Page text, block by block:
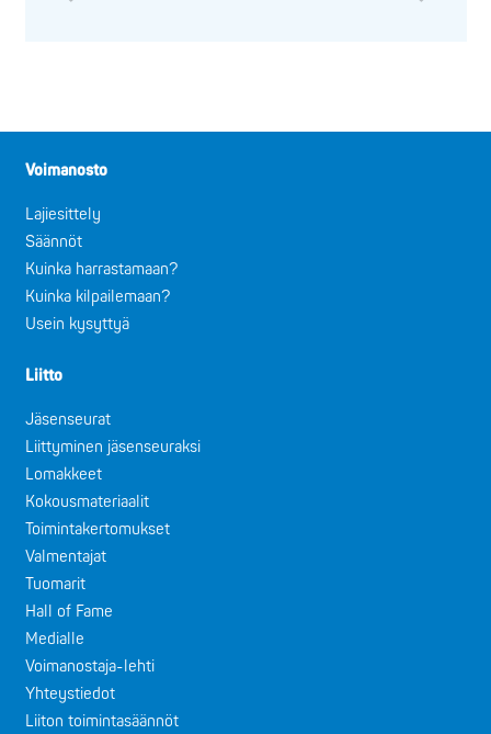
Voimanosto
Lajiesittely
Säännöt
Kuinka harrastamaan?
Kuinka kilpailemaan?
Usein kysyttyä
Liitto
Jäsenseurat
Liittyminen jäsenseuraksi
Lomakkeet
Kokousmateriaalit
Toimintakertomukset
Valmentajat
Tuomarit
Hall of Fame
Medialle
Voimanostaja-lehti
Yhteystiedot
Liiton toimintasäännöt